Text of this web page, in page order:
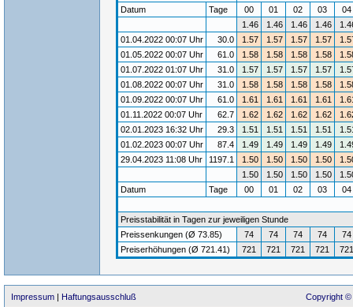
Datum
Tage 00 01 02 03
1.46
1.46 1.46 1.46
01.04.2022 00:07 Uhr
30.0 1.57 1.57 1.57 1.57
01.05.2022 00:07 Uhr
61.0 1.58 1.58 1.58 1.58
01.07.2022 01:07 Uhr
31.0 1.57 1.57 1.57 1.57
01.08.2022 00:07 Uhr
31.0 1.58 1.58 1.58 1.58
01.09.2022 00:07 Uhr
61.0 1.61 1.61 1.61 1.61
01.11.2022 00:07 Uhr
62.7 1.62 1.62 1.62 1.62
02.01.2023 16:32 Uhr
29.3 1.51 1.51 1.51 1.51
01.02.2023 00:07 Uhr
87.4 1.49 1.49 1.49 1.49
29.04.2023 11:08 Uhr
1197.1 1.50 1.50 1.50 1.50
1.50
1.50 1.50 1.50
Datum
Tage 00 01 02 03 04
Preisstabilität in Tagen zur jeweiligen Stunde
Preissenkungen (Ø 73.85)
74 74 74 74
74
Preiserhöhungen (Ø 721.41)
721 721 721 721 721
Impressum | Haftungsausschluß Copyright ©